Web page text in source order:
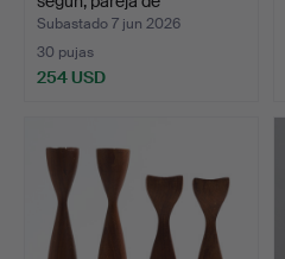
candelero…
Subastado 7 jun 2026
30 pujas
254 USD